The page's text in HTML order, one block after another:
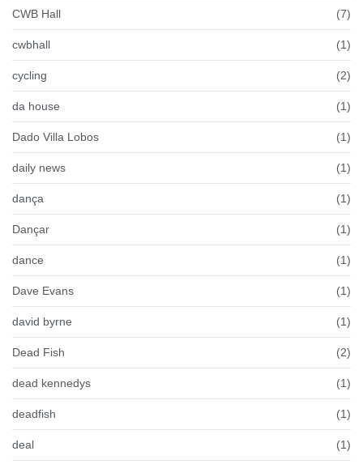
CWB Hall (7)
cwbhall (1)
cycling (2)
da house (1)
Dado Villa Lobos (1)
daily news (1)
dança (1)
Dançar (1)
dance (1)
Dave Evans (1)
david byrne (1)
Dead Fish (2)
dead kennedys (1)
deadfish (1)
deal (1)